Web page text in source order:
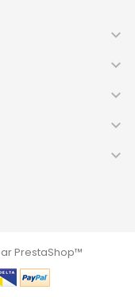





PrestaShop™